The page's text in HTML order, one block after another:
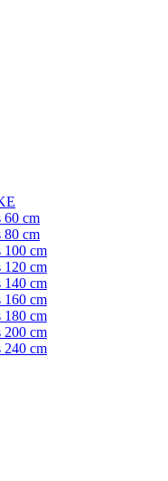
60 cm
80 cm
100 cm
120 cm
140 cm
160 cm
180 cm
200 cm
240 cm